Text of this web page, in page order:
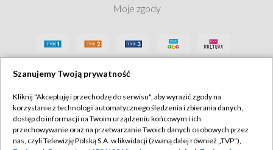
Moje zgody
Szanujemy Twoją prywatność
Kliknij "Akceptuję i przechodzę do serwisu", aby wyrazić zgody na
korzystanie z technologii automatycznego śledzenia i zbierania danych,
dostęp do informacji na Twoim urządzeniu końcowym i ich
przechowywanie oraz na przetwarzanie Twoich danych osobowych przez
nas, czyli Telewizję Polską S.A. w likwidacji (zwaną dalej również „TVP”),